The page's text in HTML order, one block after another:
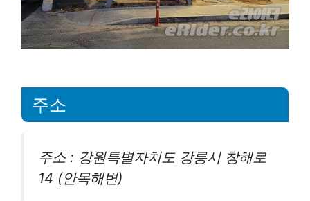
주소
주소 : 강원특별자치도 강릉시 창해로
14 (안목해변)